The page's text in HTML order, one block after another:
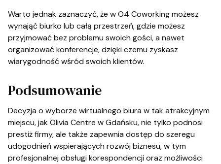
Warto jednak zaznaczyć, że w O4 Coworking możesz
wynająć biurko lub całą przestrzeń, gdzie możesz
przyjmować bez problemu swoich gości, a nawet
organizować konferencje, dzięki czemu zyskasz
wiarygodność wśród swoich klientów.
Podsumowanie
Decyzja o wyborze wirtualnego biura w tak atrakcyjnym
miejscu, jak Olivia Centre w Gdańsku, nie tylko podnosi
prestiż firmy, ale także zapewnia dostęp do szeregu
udogodnień wspierających rozwój biznesu, w tym
profesjonalnej obsługi korespondencji oraz możliwości